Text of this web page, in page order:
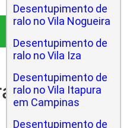
Desentupimento de
ralo no Vila Nogueira
Desentupimento de
ralo no Vila Iza
Desentupimento de
ralo no Vila Itapura
em Campinas
Desentupimento de